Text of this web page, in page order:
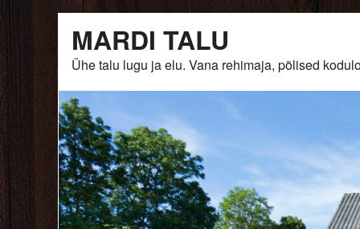
content
MARDI TALU
Ühe talu lugu ja elu. Vana rehimaja, põlised